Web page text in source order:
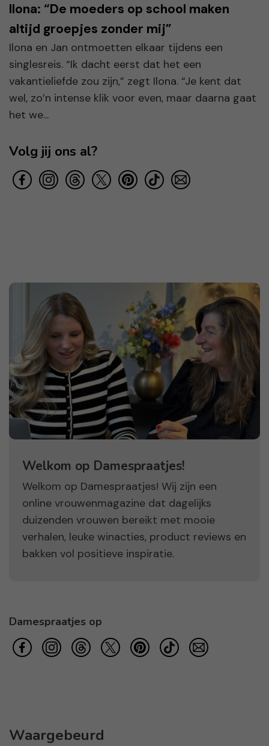
Ilona: “De moeders op school maken
altijd groepjes zonder mij”
Ilona en Jan ontmoetten elkaar tijdens een
singlesreis. “Ik dacht eerst dat het een
vakantieliefde zou zijn,” zegt Ilona. “Je kent dat
wel, zo’n intense klik voor even, maar daarna gaat
het we...
Volg jij ons al?
Welkom op Damespraatjes!
Welkom op Damespraatjes! Wij zijn een
online vrouwenmagazine dat dagelijks
duizenden vrouwen bereikt met mooie
verhalen, leuke winacties, product reviews en
bakken vol positieve inspiratie.
Damespraatjes op
Waargebeurd